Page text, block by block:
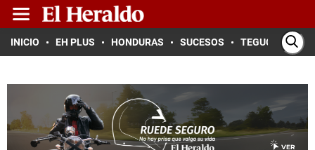
INICIO EH PLUS HONDURAS SUCESOS TEGUCIGALPA